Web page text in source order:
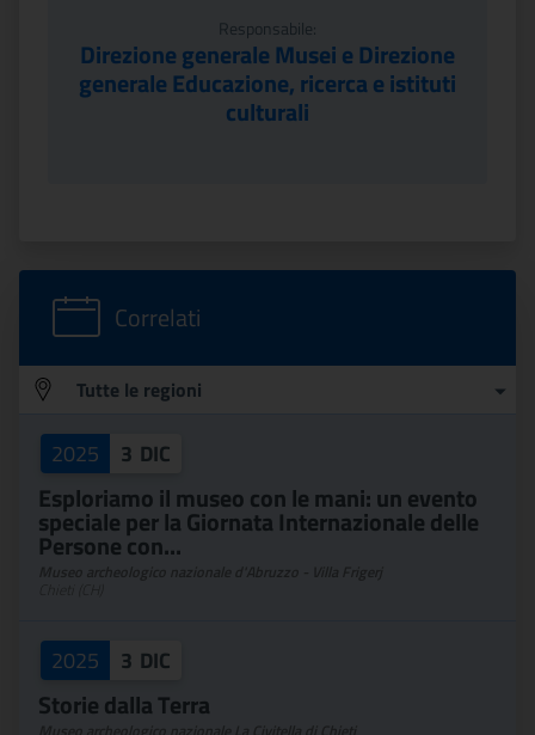
Responsabile:
Direzione generale Musei e Direzione
generale Educazione, ricerca e istituti
culturali
Correlati
Regione
Tutte le regioni
2025 3 DIC
Esploriamo il museo con le mani: un evento
speciale per la Giornata Internazionale delle
Persone con...
2025 3 DIC
Storie dalla Terra